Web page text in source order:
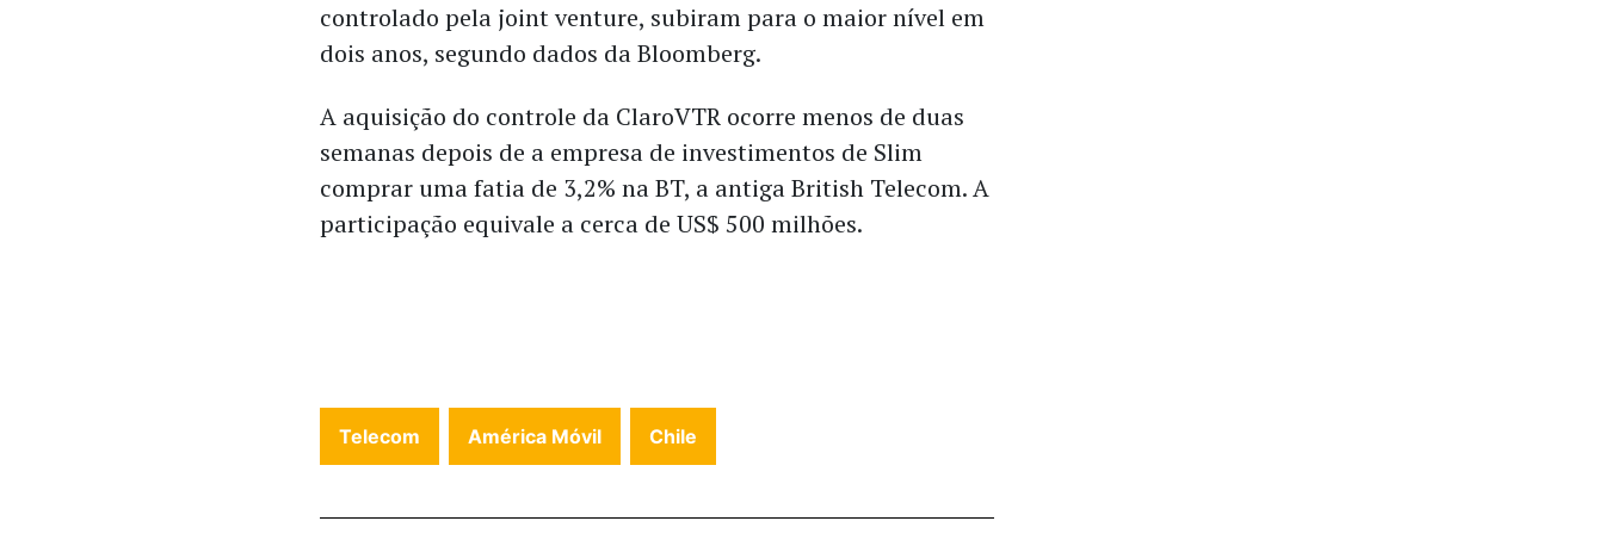
controlado pela joint venture, subiram para o maior nível em
dois anos, segundo dados da Bloomberg.
A aquisição do controle da ClaroVTR ocorre menos de duas
semanas depois de a empresa de investimentos de Slim
comprar uma fatia de 3,2% na BT, a antiga British Telecom. A
participação equivale a cerca de US$ 500 milhões.
Telecom América Móvil Chile